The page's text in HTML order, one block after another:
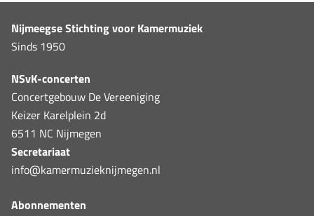
Nijmeegse Stichting voor Kamermuziek
Sinds 1950
NSvK-concerten
Concertgebouw De Vereeniging
Keizer Karelplein 2d
6511 NC Nijmegen
Secretariaat
info@kamermuzieknijmegen.nl
Abonnementen